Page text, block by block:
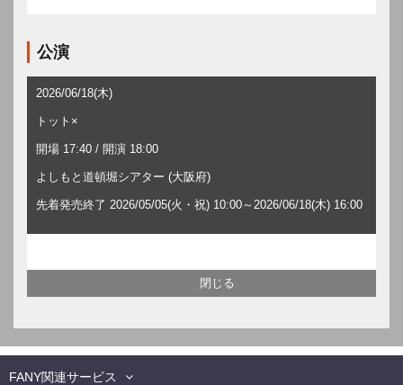
公演
2026/06/18(木)
トット×
開場 17:40 / 開演 18:00
よしもと道頓堀シアター (大阪府)
先着発売終了 2026/05/05(火・祝) 10:00～2026/06/18(木) 16:00
FANY関連サービス